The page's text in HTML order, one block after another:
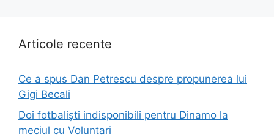
Articole recente
Ce a spus Dan Petrescu despre propunerea lui
Gigi Becali
Doi fotbaliști indisponibili pentru Dinamo la
meciul cu Voluntari